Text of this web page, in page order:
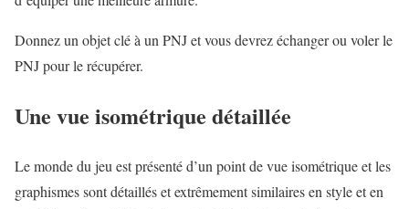
Donnez un objet clé à un PNJ et vous devrez échanger ou voler le
PNJ pour le récupérer.
Une vue isométrique détaillée
Le monde du jeu est présenté d’un point de vue isométrique et les
graphismes sont détaillés et extrêmement similaires en style et en